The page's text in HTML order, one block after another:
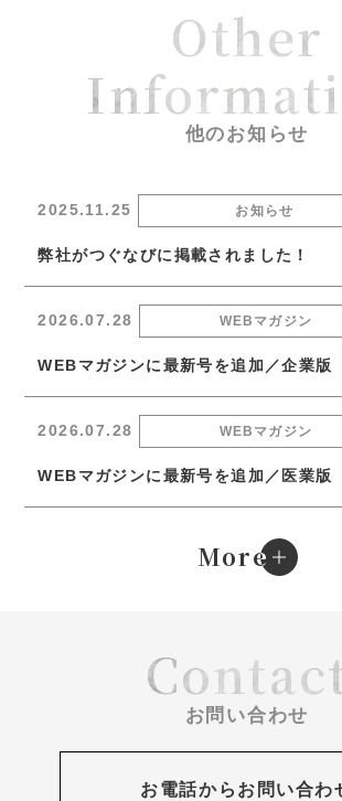
Other
他のお知らせ
2025.11.25 お知らせ
弊社がつぐなびに掲載されました！
2026.07.28 WEBマガジン
WEBマガジンに最新号を追加／企業
2026.07.28 WEBマガジン
WEBマガジンに最新号を追加／医業
More
e
お問い合わせ
お電話からお問い合わ